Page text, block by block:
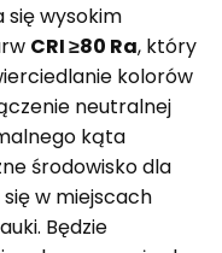
się wysokim
CRI ≥80 Ra, który
kolorów
neutralnej
kąta
środowisko dla
w miejscach
Będzie